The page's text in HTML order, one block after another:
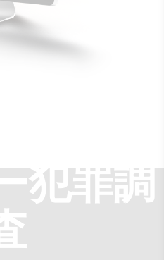
犯罪調